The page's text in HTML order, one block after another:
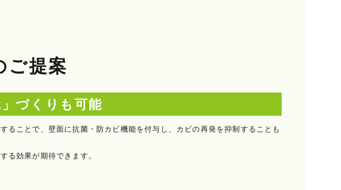
ご提案
づくりも可能
ことで、壁面に抗菌・防カビ機能を付与し、カビの再発を抑制することも
る効果が期待できます。